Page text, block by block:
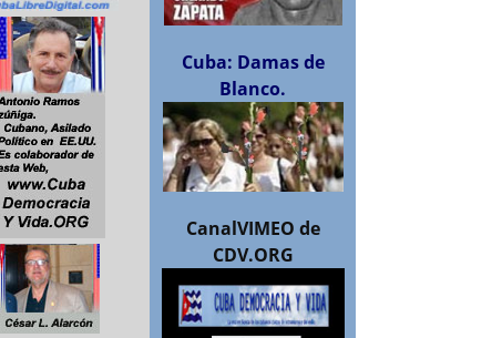
Cuba: Damas de
Blanco.
CanalVIMEO de
CDV.ORG